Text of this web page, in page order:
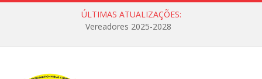
ÚLTIMAS ATUALIZAÇÕES:
Vereadores 2025-2028